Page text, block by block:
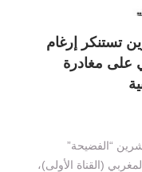
تستنكر إرغام
على مغادرة
“الفضيحة”
(القناة الأولى)،